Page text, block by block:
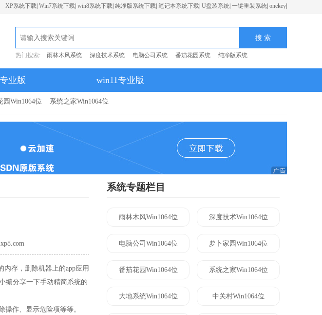
XP系统下载 Win7系统下载 win8系统下载 纯净版系统下载 笔记本系统下载 U盘装系统 一键重装系统 onekey
热门搜索: 雨林木风系统 深度技术系统 电脑公司系统 番茄花园系统 纯净版系统
业版 win11专业版
园Win1064位 系统之家Win1064位
系统专题栏目
雨林木风Win1064位 深度技术Win1064位
电脑公司Win1064位 萝卜家园Win1064位
番茄花园Win1064位 系统之家Win1064位
大地系统Win1064位 中关村Win1064位
存，删除机器上的app应用
编分享一下手动精简系统的
作、显示危险项等等。